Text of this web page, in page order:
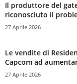
Il produttore del
riconosciuto il
27 Aprile 2026
Le vendite di
Capcom ad
27 Aprile 2026